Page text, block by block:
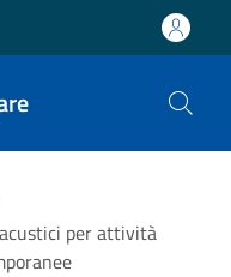
per attività